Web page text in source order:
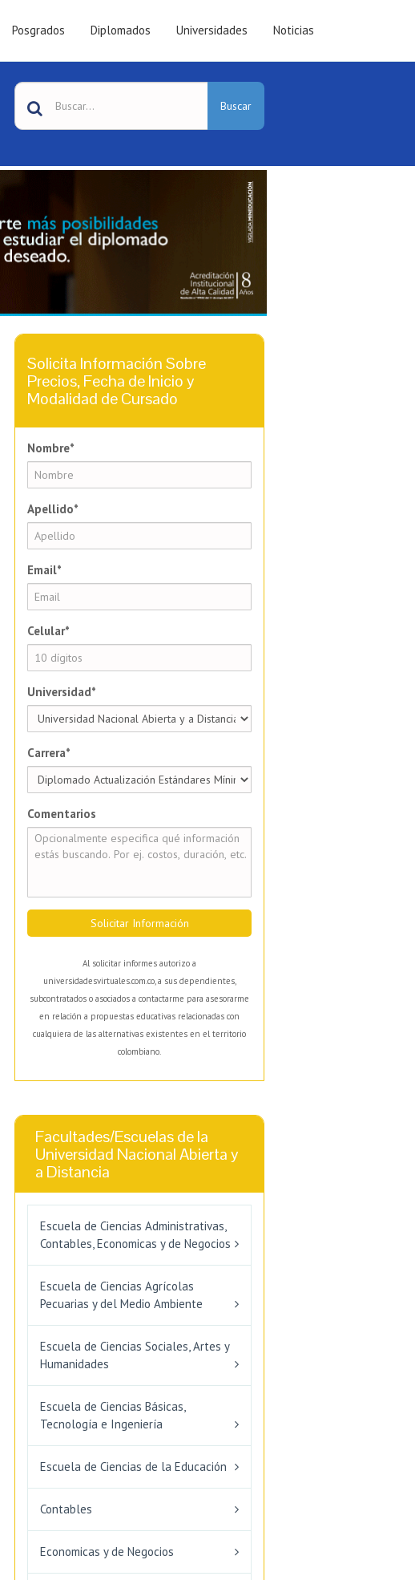
Posgrados Diplomados Universidades Noticias
Buscar
Solicita Información Sobre
Precios, Fecha de Inicio y
Modalidad de Cursado
Nombre*
Apellido*
Email*
Celular*
Universidad*
Carrera*
Comentarios
Solicitar Información
Al solicitar informes autorizo a
universidadesvirtuales.com.co, a sus dependientes,
subcontratados o asociados a contactarme para asesorarme
en relación a propuestas educativas relacionadas con
cualquiera de las alternativas existentes en el territorio
colombiano.
Facultades/Escuelas de la
Universidad Nacional Abierta y
a Distancia
Escuela de Ciencias Administrativas,
Contables, Economicas y de Negocios
Escuela de Ciencias Agrícolas
Pecuarias y del Medio Ambiente
Escuela de Ciencias Sociales, Artes y
Humanidades
Escuela de Ciencias Básicas,
Tecnología e Ingeniería
Escuela de Ciencias de la Educación
Contables
Economicas y de Negocios